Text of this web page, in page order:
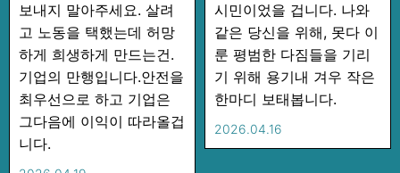
대하라
지방정부는 모범 사용자로서 지역의 노동안전 책임을
다하라
보내지 말아주세요. 살려
고 노동을 택했는데 허망
하게 희생하게 만드는건.
기업의 만행입니다.안전을
최우선으로 하고 기업은
그다음에 이익이 따라올겁
니다.
시민이었을 겁니다. 나와
같은 당신을 위해, 못다 이
룬 평범한 다짐들을 기리
기 위해 용기내 겨우 작은
한마디 보태봅니다.
2026.04.16